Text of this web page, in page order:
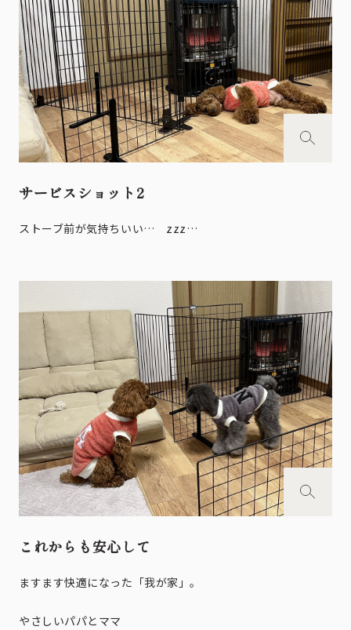
サービスショット2
ストーブ前が気持ちいい… zzz…
これからも安心して
ますます快適になった「我が家」。
やさしいパパとママ